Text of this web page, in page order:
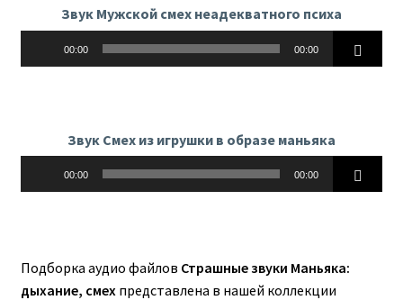
Звук Мужской смех неадекватного психа
00:00 00:00
Звук Смех из игрушки в образе маньяка
00:00 00:00
Подборка аудио файлов Страшные звуки Маньяка:
дыхание, смех представлена в нашей коллекции